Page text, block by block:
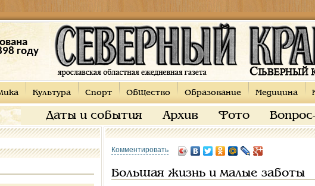
году
Культура Спорт Общество Образование Медицина
Даты и события Архив Фото
Комментировать
Большая жизнь и малые заботы